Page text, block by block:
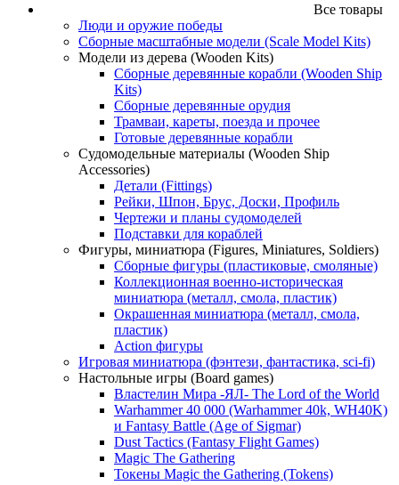
Все товары
Люди и оружие победы
Сборные масштабные модели (Scale Model Kits)
Модели из дерева (Wooden Kits)
Сборные деревянные корабли (Wooden Ship
Kits)
Сборные деревянные орудия
Трамваи, кареты, поезда и прочее
Готовые деревянные корабли
Судомодельные материалы (Wooden Ship
Accessories)
Детали (Fittings)
Рейки, Шпон, Брус, Доски, Профиль
Чертежи и планы судомоделей
Подстaвки для кораблей
Фигуры, миниатюра (Figures, Miniatures, Soldiers)
Сборные фигуры (пластиковые, смоляные)
Коллекционная военно-историческая
миниатюра (металл, смола, пластик)
Окрашенная миниатюра (металл, смола,
пластик)
Action фигуры
Игровая миниатюра (фэнтези, фантастика, sci-fi)
Настольные игры (Board games)
Властелин Мира -ЯЛ- The Lord of the World
Warhammer 40 000 (Warhammer 40k, WH40K)
и Fantasy Battle (Age of Sigmar)
Dust Tactics (Fantasy Flight Games)
Magic The Gathering
Токены Magic the Gathering (Tokens)